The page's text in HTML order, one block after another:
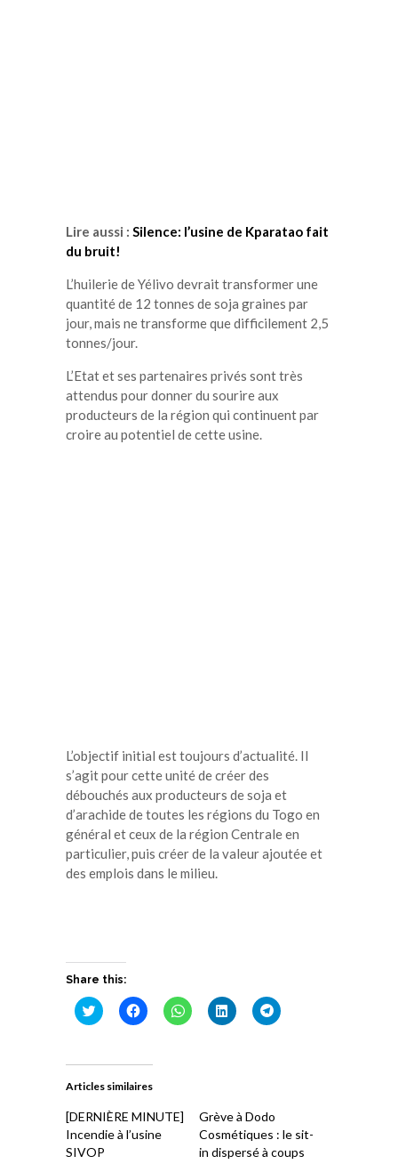
Lire aussi : Silence: l’usine de Kparatao fait
du bruit!
L’huilerie de Yélivo devrait transformer une
quantité de 12 tonnes de soja graines par
jour, mais ne transforme que difficilement 2,5
tonnes/jour.
L’Etat et ses partenaires privés sont très
attendus pour donner du sourire aux
producteurs de la région qui continuent par
croire au potentiel de cette usine.
L’objectif initial est toujours d’actualité. Il
s’agit pour cette unité de créer des
débouchés aux producteurs de soja et
d’arachide de toutes les régions du Togo en
général et ceux de la région Centrale en
particulier, puis créer de la valeur ajoutée et
des emplois dans le milieu.
Share this:
Cliquez
pour
dans
nouvelle
Cliquez
pour
dans
nouvelle
Cliquez
pour
Cliquez
pour
Cliquez
pour
Articles similaires
[DERNIÈRE MINUTE]
Incendie à l’usine
SIVOP
Grève à Dodo
Cosmétiques : le sit-
in dispersé à coups